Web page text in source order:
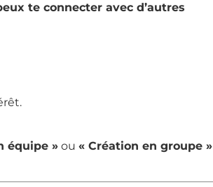
te connecter avec d’autres
équipe » ou « Création en groupe »